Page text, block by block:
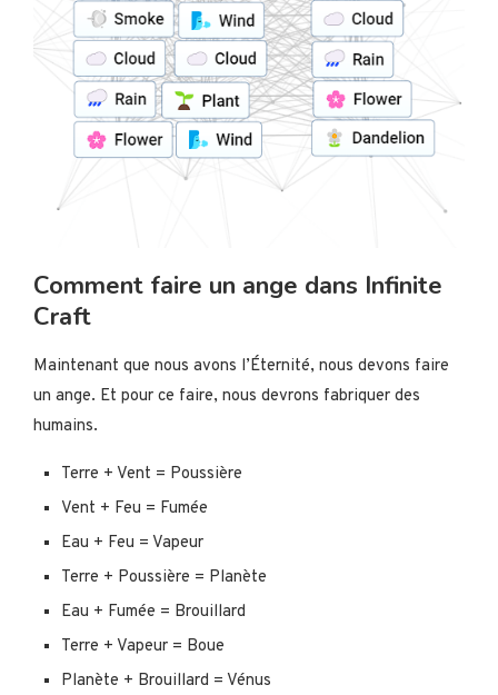
Comment faire un ange dans Infinite
Craft
Maintenant que nous avons l’Éternité, nous devons faire
un ange. Et pour ce faire, nous devrons fabriquer des
humains.
Terre + Vent = Poussière
Vent + Feu = Fumée
Eau + Feu = Vapeur
Terre + Poussière = Planète
Eau + Fumée = Brouillard
Terre + Vapeur = Boue
Planète + Brouillard = Vénus